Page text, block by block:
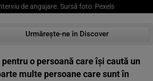
de angajare. Sursă foto: Pexels
Urmărește-ne în Discover
o persoană care își caută un
multe persoane care sunt în